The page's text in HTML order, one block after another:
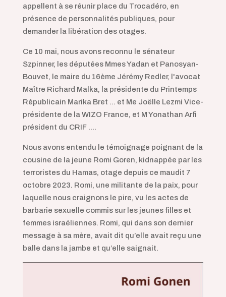
appellent à se réunir place du Trocadéro, en
présence de personnalités publiques, pour
demander la libération des otages.
Ce 10 mai, nous avons reconnu le sénateur
Szpinner, les députées Mmes Yadan et Panosyan-
Bouvet, le maire du 16ème Jérémy Redler, l'avocat
Maître Richard Malka, la présidente du Printemps
Républicain Marika Bret ... et Me Joëlle Lezmi Vice-
présidente de la WIZO France, et M Yonathan Arfi
président du CRIF ....
Nous avons entendu le témoignage poignant de la
cousine de la jeune Romi Goren, kidnappée par les
terroristes du Hamas, otage depuis ce maudit 7
octobre 2023. Romi, une militante de la paix, pour
laquelle nous craignons le pire, vu les actes de
barbarie sexuelle commis sur les jeunes filles et
femmes israéliennes. Romi, qui dans son dernier
message à sa mère, avait dit qu’elle avait reçu une
balle dans la jambe et qu’elle saignait.